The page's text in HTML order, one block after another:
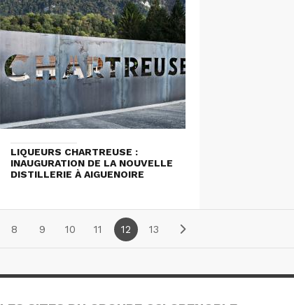
LIQUEURS CHARTREUSE :
INAUGURATION DE LA NOUVELLE
DISTILLERIE À AIGUENOIRE
8 9 10 11 12 13